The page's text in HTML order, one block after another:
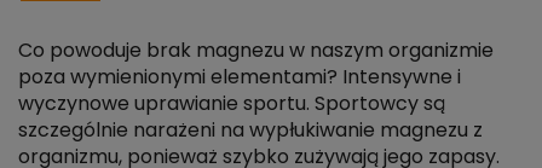
Co powoduje brak magnezu w naszym organizmie
poza wymienionymi elementami? Intensywne i
wyczynowe uprawianie sportu. Sportowcy są
szczególnie narażeni na wypłukiwanie magnezu z
organizmu, ponieważ szybko zużywają jego zapasy.